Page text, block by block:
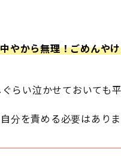
やから無理！ごめんや
らい泣かせておいても平
分を責める必要はありま